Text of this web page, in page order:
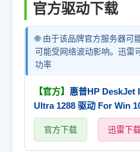
官方驱动下载
🌐 由于该品牌官方服务器可
可能受网络波动影响。迅雷
功率
【官方】 惠普HP DeskJet
Ultra 1288 驱动 For Win
官方下载 迅雷下